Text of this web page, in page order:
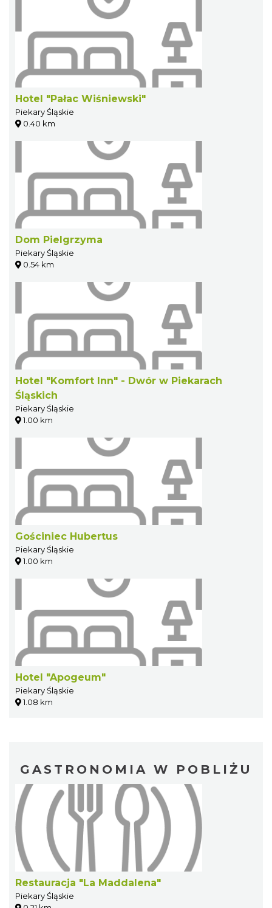
Hotel "Pałac Wiśniewski"
Piekary Śląskie
0.40 km
Dom Pielgrzyma
Piekary Śląskie
0.54 km
Hotel "Komfort Inn" - Dwór w Piekarach
Śląskich
Piekary Śląskie
1.00 km
Gościniec Hubertus
Piekary Śląskie
1.00 km
Hotel "Apogeum"
Piekary Śląskie
1.08 km
GASTRONOMIA W POBLIŻU
Restauracja "La Maddalena"
Piekary Śląskie